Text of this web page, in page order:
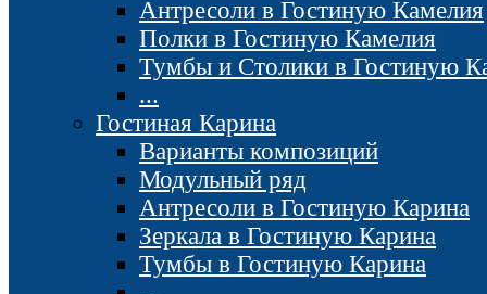
Антресоли в Гостиную Камелия
Полки в Гостиную Камелия
Тумбы и Столики в Гостиную
...
Гостиная Карина
Варианты композиций
Модульный ряд
Антресоли в Гостиную Карина
Зеркала в Гостиную Карина
Тумбы в Гостиную Карина